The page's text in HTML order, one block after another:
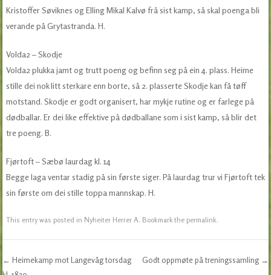
Kristoffer Søviknes og Elling Mikal Kalvø frå sist kamp, så skal poenga bli
verande på Grytastranda. H.
Volda2 – Skodje
Volda2 plukka jamt og trutt poeng og befinn seg på ein 4. plass. Heime
stille dei nok litt sterkare enn borte, så 2. plasserte Skodje kan få tøff
motstand. Skodje er godt organisert, har mykje rutine og er farlege på
dødballar. Er dei like effektive på dødballane som i sist kamp, så blir det
tre poeng. B.
Fjørtoft – Sæbø laurdag kl. 14
Begge laga ventar stadig på sin første siger. På laurdag trur vi Fjørtoft tek
sin første om dei stille toppa mannskap. H.
This entry was posted in Nyheiter Herrer A. Bookmark thepermalink.
← Heimekamp mot Langevåg torsdag
Godt oppmøte på treningssamling →